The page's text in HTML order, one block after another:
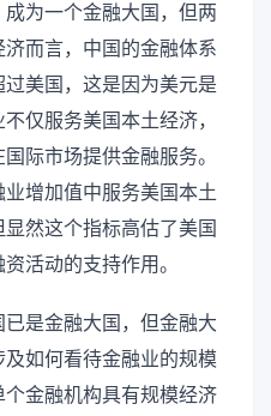
为一个金融大国，但两
而言，中国的金融体系
美国，这是因为美元是
仅服务美国本土经济，
际市场提供金融服务。
增加值中服务美国本土
然这个指标高估了美国
活动的支持作用。
是金融大国，但金融大
如何看待金融业的规模
金融机构具有规模经济